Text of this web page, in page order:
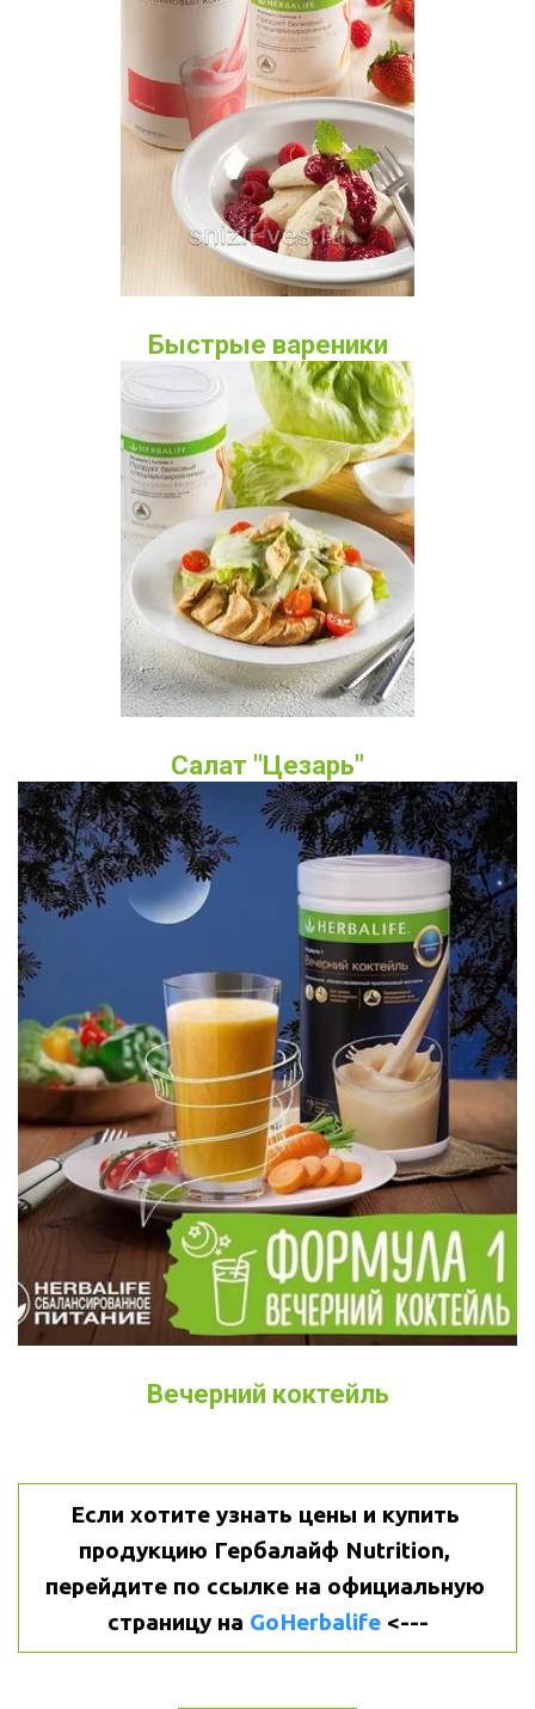
Быстрые вареники
Салат "Цезарь"
Вечерний коктейль
Если хотите узнать цены и купить
продукцию Гербалайф Nutrition,
перейдите по ссылке на официальную
страницу на GoHerbalife <---